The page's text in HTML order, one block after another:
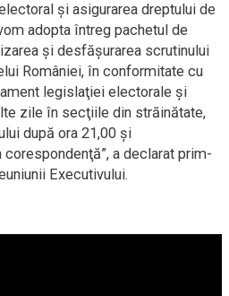
şi asigurarea dreptului de
adopta întreg pachetul de
şi desfăşurarea scrutinului
României, în conformitate cu
legislaţiei electorale şi
zile în secţiile din străinătate,
după ora 21,00 şi
a declarat prim-
Executivului.